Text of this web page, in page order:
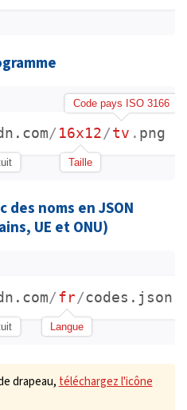
/16x12
Taille
/tv
Code pays ISO 3166
. png
des noms en JSON
UE et ONU)
/fr
Langue
/codes.json
drapeau, téléchargez l'icône